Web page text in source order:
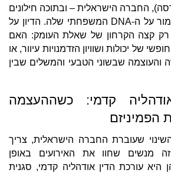
החברה הישראלית – ובתוכה חילונים
רבים – מתעקשת לשמור על ה-DNA המשפחתי שלה. הדיון על
רק קצה הקרחון של שאלת העומק: האם
של יכולות ושוויון הזדמנויות עיוור, או
והעוצמה שבשוני הטבעי והמשלים שבין
קדמי: כשההעצמה
הפמיניזם
שעוברת החברה הישראלית, צריך
מנשים שחוו את האירועים באופן
היא עורכת הדין אודהליה קדמי, סגנית